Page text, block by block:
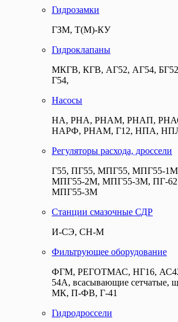
Гидрозамки
ГЗМ, Т(М)-КУ
Гидроклапаны
МКГВ, КГВ, АГ52, АГ54,
Г54,
Насосы
НА, РНА, РНАМ, РНАП,
НАРФ, РНАМ, Г12, НПА,
Регуляторы расхода, дроссели
Г55, ПГ55, МПГ55, МПГ55-1М
МПГ55-2М, МПГ55-3М, ПГ-62
МПГ55-3М
Станции смазочные СДР
И-СЭ, СН-М
Фильтрующее оборудование
ФГМ, РЕГОТМАС, НГ16,
54А, всасывающие сетчатые,
МК, П-ФВ, Г-41
Гидродроссели